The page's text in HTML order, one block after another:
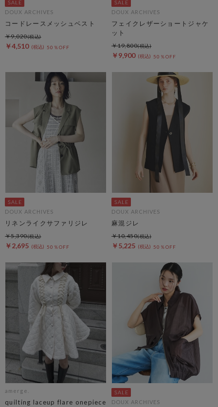
DOUX ARCHIVES
コードレースメッシュベスト
￥4,510 50％OFF
￥9,020
DOUX ARCHIVES
フェイクレザーショートジャケ
ット
￥9,900 50％OFF
￥19,800
DOUX ARCHIVES
リネンライクサファリジレ
￥2,695 50％OFF
￥5,390
DOUX ARCHIVES
麻混ジレ
￥5,225 50％OFF
￥10,450
amerge.
quilting laceup flare onepiece
DOUX ARCHIVES